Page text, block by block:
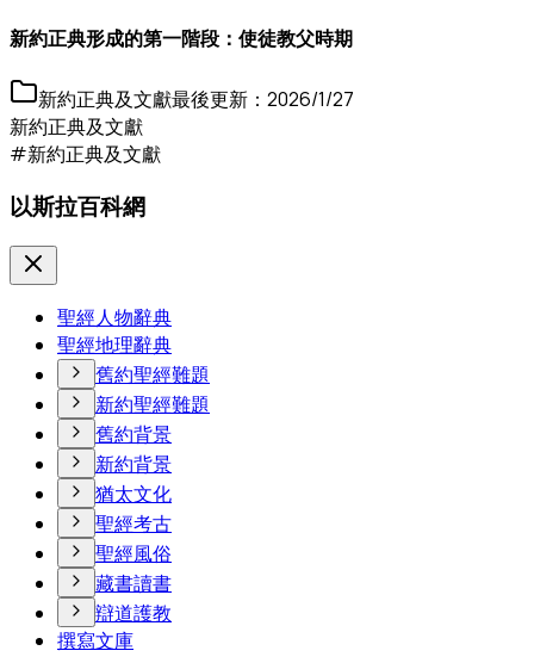
新約正典形成的第一階段：使徒教父時期
新約正典及文獻最後更新： 2026/1/27
新約正典及文獻
#新約正典及文獻
以斯拉百科網
聖經人物辭典
聖經地理辭典
舊約聖經難題
新約聖經難題
舊約背景
新約背景
猶太文化
聖經考古
聖經風俗
藏書讀書
辯道護教
撰寫文庫